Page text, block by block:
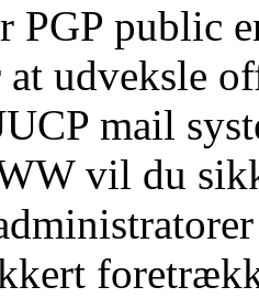
PGP public
udveksle
mail
vil du